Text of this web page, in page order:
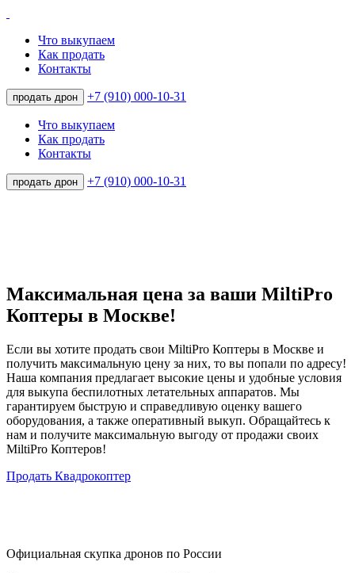
Что выкупаем
Как продать
Контакты
продать дрон +7 (910) 000-10-31
Что выкупаем
Как продать
Контакты
продать дрон +7 (910) 000-10-31
Максимальная цена за ваши MiltiPro
Коптеры в Москве!
Если вы хотите продать свои MiltiPro Коптеры в Москве и
получить максимальную цену за них, то вы попали по адресу!
Наша компания предлагает высокие цены и удобные условия
для выкупа беспилотных летательных аппаратов. Мы
гарантируем быструю и справедливую оценку вашего
оборудования, а также оперативный выкуп. Обращайтесь к
нам и получите максимальную выгоду от продажи своих
MiltiPro Коптеров!
Продать Квадрокоптер
Официальная скупка дронов по России